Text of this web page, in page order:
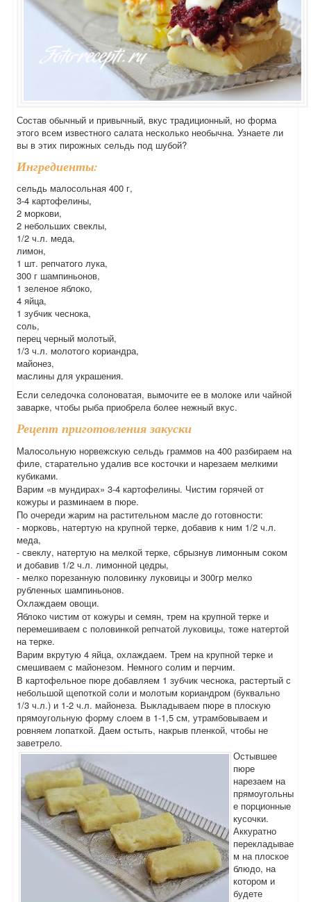
Состав обычный и привычный, вкус традиционный, но форма
этого всем известного салата несколько необычна. Узнаете ли
вы в этих пирожных сельдь под шубой?
Ингредиенты:
сельдь малосольная 400 г,
3-4 картофелины,
2 моркови,
2 небольших свеклы,
1/2 ч.л. меда,
лимон,
1 шт. репчатого лука,
300 г шампиньонов,
1 зеленое яблоко,
4 яйца,
1 зубчик чеснока,
соль,
перец черный молотый,
1/3 ч.л. молотого кориандра,
майонез,
маслины для украшения.
Если селедочка солоноватая, вымочите ее в молоке или чайной
заварке, чтобы рыба приобрела более нежный вкус.
Рецепт приготовления закуски
Малосольную норвежскую сельдь граммов на 400 разбираем на
филе, старательно удалив все косточки и нарезаем мелкими
кубиками.
Варим «в мундирах» 3-4 картофелины. Чистим горячей от
кожуры и разминаем в пюре.
По очереди жарим на растительном масле до готовности:
- морковь, натертую на крупной терке, добавив к ним 1/2 ч.л.
меда,
- свеклу, натертую на мелкой терке, сбрызнув лимонным соком
и добавив 1/2 ч.л. лимонной цедры,
- мелко порезанную половинку луковицы и 300гр мелко
рубленных шампиньонов.
Охлаждаем овощи.
Яблоко чистим от кожуры и семян, трем на крупной терке и
перемешиваем с половинкой репчатой луковицы, тоже натертой
на терке.
Варим вкрутую 4 яйца, охлаждаем. Трем на крупной терке и
смешиваем с майонезом. Немного солим и перчим.
В картофельное пюре добавляем 1 зубчик чеснока, растертый с
небольшой щепоткой соли и молотым кориандром (буквально
1/3 ч.л.) и 1-2 ч.л. майонеза. Выкладываем пюре в плоскую
прямоугольную форму слоем в 1-1,5 см, утрамбовываем и
ровняем лопаткой. Даем остыть, накрыв пленкой, чтобы не
заветрело.
Остывшее
пюре
нарезаем на
прямоугольны
е порционные
кусочки.
Аккуратно
перекладывае
м на плоское
блюдо, на
котором и
будете